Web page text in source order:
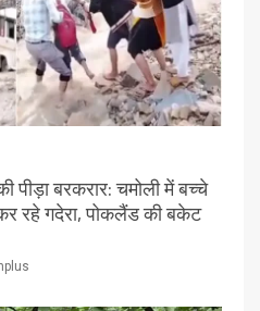
पीड़ा बरकरार: चमोली में बच्चे
रहे गदेरा, पोकलैंड की बकेट